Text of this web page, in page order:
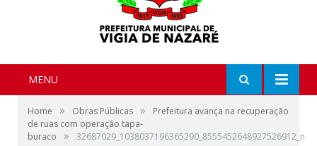
MENU
Home » Obras Públicas »
Prefeitura avança na recuperação
de ruas com operação tapa-
buraco
» 32687029_1038037196365290_8555452648927526912_n